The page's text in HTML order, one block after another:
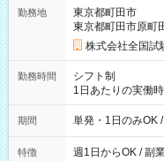
例】 ・河合塾模擬
×8時間＝日収
円の場合あり ・
円（役割手当＋100
間】試用期間なし
勤務地
東京都町田市
東京都町田市原町
株式会社全国試
勤務時間
シフト制
1日あたりの実働
間は 試験により
期間 単発・1日のみOK
特徴 週1日からOK / 副